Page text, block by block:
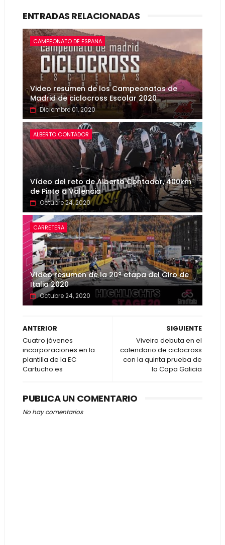
ENTRADAS RELACIONADAS
CAMPEONATO DE ESPAÑA
Video resumen de los Campeonatos de
Madrid de ciclocross Escolar 2020
Diciembre 01, 2020
ALBERTO CONTADOR
Vídeo del reto de Alberto Contador, 400km
de Pinto a Valencia
Octubre 24, 2020
CARRETERA
Vídeo resumen de la 20ª etapa del Giro de
Italia 2020
Octubre 24, 2020
SIGUIENTE
Viveiro debuta en el
calendario de ciclocross
con la quinta prueba de
la Copa Galicia
ANTERIOR
Cuatro jóvenes
incorporaciones en la
plantilla de la EC
Cartucho.es
PUBLICA UN COMENTARIO
No hay comentarios